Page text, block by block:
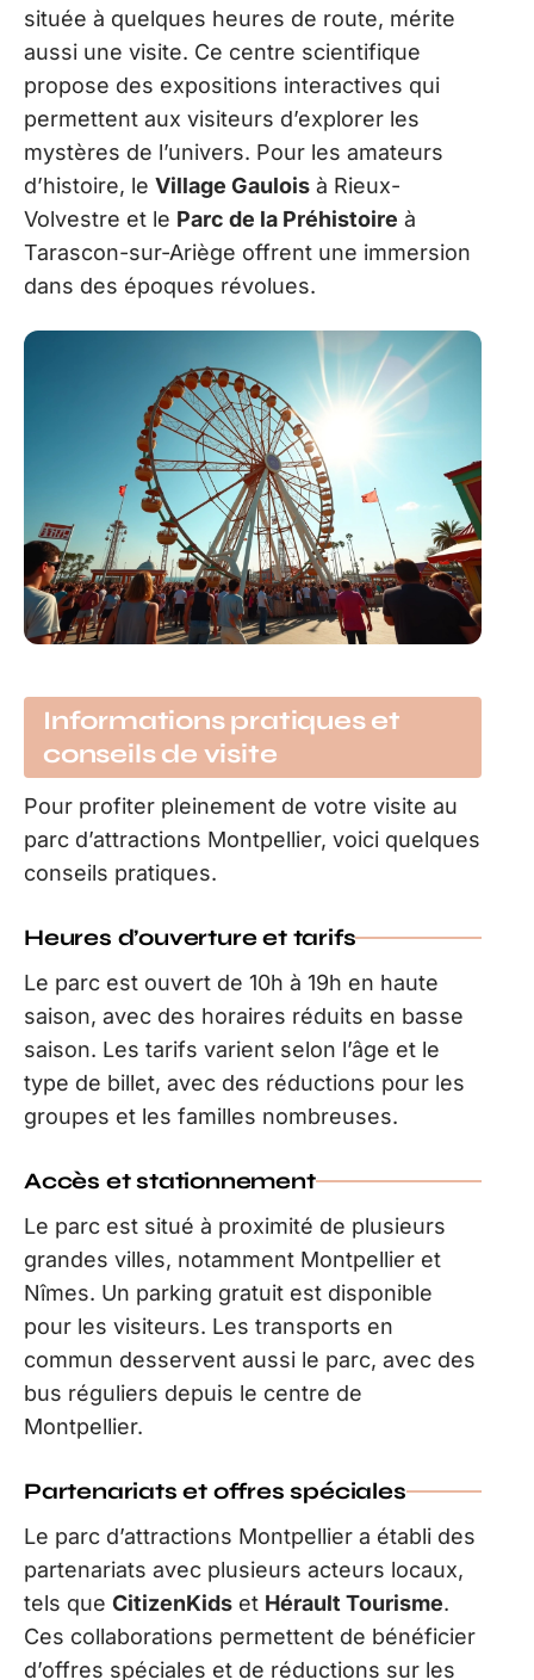
située à quelques heures de route, mérite
aussi une visite. Ce centre scientifique
propose des expositions interactives qui
permettent aux visiteurs d’explorer les
mystères de l’univers. Pour les amateurs
d’histoire, le Village Gaulois à Rieux-
Volvestre et le Parc de la Préhistoire à
Tarascon-sur-Ariège offrent une immersion
dans des époques révolues.
Informations pratiques et
conseils de visite
Pour profiter pleinement de votre visite au
parc d’attractions Montpellier, voici quelques
conseils pratiques.
Heures d’ouverture et tarifs
Le parc est ouvert de 10h à 19h en haute
saison, avec des horaires réduits en basse
saison. Les tarifs varient selon l’âge et le
type de billet, avec des réductions pour les
groupes et les familles nombreuses.
Accès et stationnement
Le parc est situé à proximité de plusieurs
grandes villes, notamment Montpellier et
Nîmes. Un parking gratuit est disponible
pour les visiteurs. Les transports en
commun desservent aussi le parc, avec des
bus réguliers depuis le centre de
Montpellier.
Partenariats et offres spéciales
Le parc d’attractions Montpellier a établi des
partenariats avec plusieurs acteurs locaux,
tels que CitizenKids et Hérault Tourisme.
Ces collaborations permettent de bénéficier
d’offres spéciales et de réductions sur les